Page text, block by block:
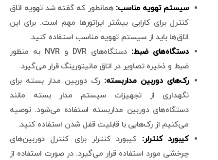
سیستم تهویه مناسب: همانطور که گفته شد تهویه اتاق
کنترل برای کارایی بیشتر اپراتورها مهم است. برای این
اتاق‌ها باید از سیستم تهویه مناسب استفاده کنید.
دستگاه‌های ضبط:
دستگاه‌های DVR و NVR به منظور
ضبط و ذخیره تصاویر در اتاق مانیتورینگ قرار می‌گیرد.
رک‌های دوربین مداربسته: رک دوربین مدار بسته برای
نگهداری از تجهیزات سیستم مدار بسته مانند
دستگاه‌های دوربین مداربسته استفاده می‌شود. توصیه
می‌کنیم از رک‌هایی با قابلیت قفل شدن استفاده کنید.
کیبورد کنترلر: کیبورد کنترلر برای کنترل دوربین‌های
چرخشی مورد استفاده قرار می‌گیرد. در صورت استفاده از